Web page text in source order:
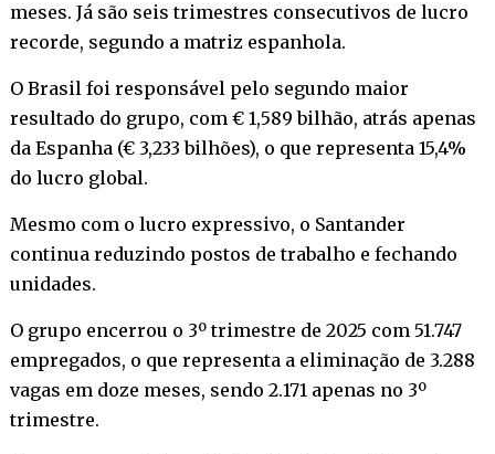
meses. Já são seis trimestres consecutivos de lucro
recorde, segundo a matriz espanhola.
O Brasil foi responsável pelo segundo maior
resultado do grupo, com € 1,589 bilhão, atrás apenas
da Espanha (€ 3,233 bilhões), o que representa 15,4%
do lucro global.
Mesmo com o lucro expressivo, o Santander
continua reduzindo postos de trabalho e fechando
unidades.
O grupo encerrou o 3º trimestre de 2025 com 51.747
empregados, o que representa a eliminação de 3.288
vagas em doze meses, sendo 2.171 apenas no 3º
trimestre.